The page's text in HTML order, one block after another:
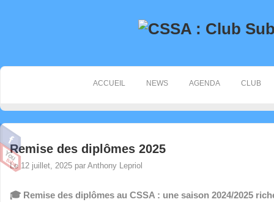
ACCUEIL NEWS AGENDA CLUB
Remise des diplômes 2025
Le 12 juillet, 2025 par Anthony Lepriol
🎓 Remise des diplômes au CSSA : une saison 2024/2025